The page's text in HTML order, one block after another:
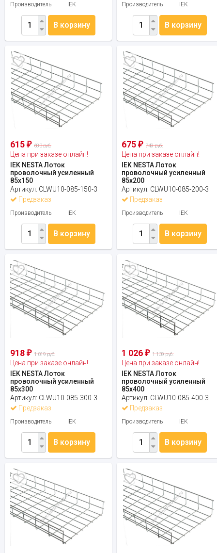
Производитель IEK
В корзину
Производитель IEK
В корзину
615 ₽ 683 руб.
Цена при заказе онлайн!
IEK NESTA Лоток
проволочный усиленный
85х150
Артикул: CLWU10-085-150-3
Предзаказ
Производитель IEK
В корзину
675₽ 749 руб.
Цена при заказе онлайн!
IEK NESTA Лоток
проволочный усиленный
85х200
Артикул: CLWU10-085-200-3
Предзаказ
Производитель IEK
В корзину
918 ₽ 1 019 руб.
Цена при заказе онлайн!
IEK NESTA Лоток
проволочный усиленный
85х300
Артикул: CLWU10-085-300-3
Предзаказ
Производитель IEK
В корзину
1 026₽ 1 139 руб.
Цена при заказе онлайн!
IEK NESTA Лоток
проволочный усиленный
85х400
Артикул: CLWU10-085-400-3
Предзаказ
Производитель IEK
В корзину